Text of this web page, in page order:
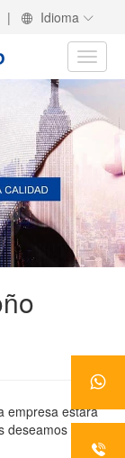
| Idioma
Toggle
empresa estará
a